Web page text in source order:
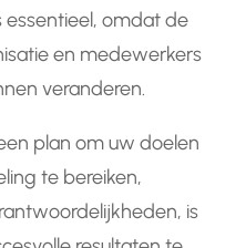
essentieel, omdat de
en medewerkers
veranderen.
plan om uw doelen
te bereiken,
is